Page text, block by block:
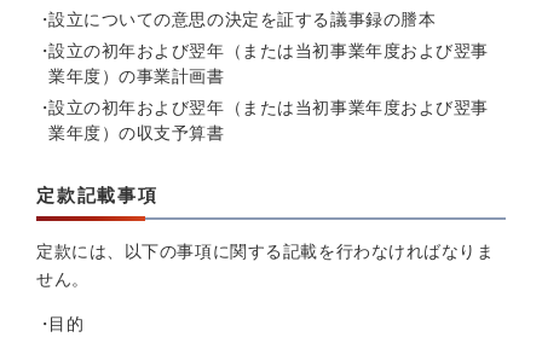
設立についての意思の決定を証する議事録の謄本
設立の初年および翌年（または当初事業年度および翌事
業年度）の事業計画書
設立の初年および翌年（または当初事業年度および翌事
業年度）の収支予算書
定款記載事項
定款には、以下の事項に関する記載を行わなければなりま
せん。
目的